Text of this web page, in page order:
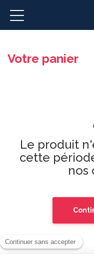
Votre panier
Le produit
cette
nos